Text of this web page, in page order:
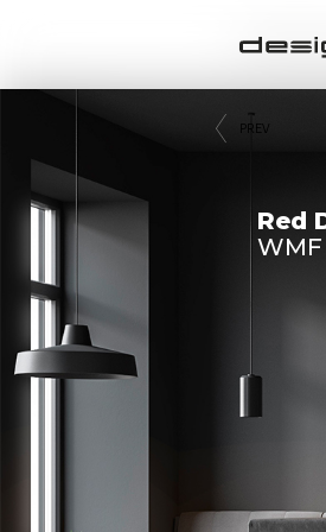
PREV
Red
WMF